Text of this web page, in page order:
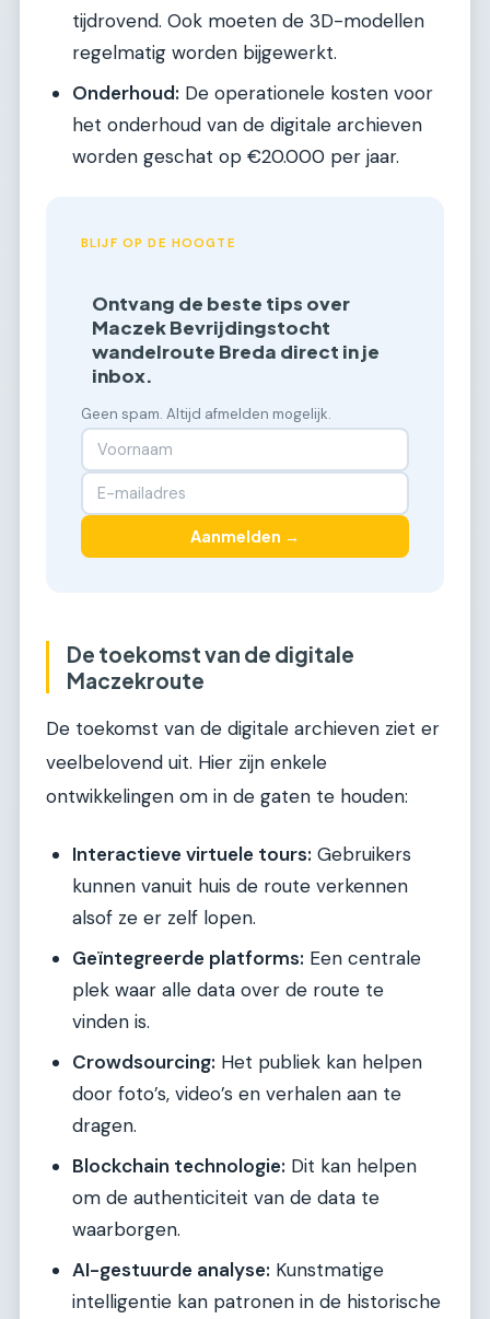
tijdrovend. Ook moeten de 3D-modellen
regelmatig worden bijgewerkt.
Onderhoud: De operationele kosten voor
het onderhoud van de digitale archieven
worden geschat op €20.000 per jaar.
BLIJF OP DE HOOGTE
Ontvang de beste tips over
Maczek Bevrijdingstocht
wandelroute Breda direct in je
inbox.
Geen spam. Altijd afmelden mogelijk.
Aanmelden →
De toekomst van de digitale
Maczekroute
De toekomst van de digitale archieven ziet er
veelbelovend uit. Hier zijn enkele
ontwikkelingen om in de gaten te houden:
Interactieve virtuele tours: Gebruikers
kunnen vanuit huis de route verkennen
alsof ze er zelf lopen.
Geïntegreerde platforms: Een centrale
plek waar alle data over de route te
vinden is.
Crowdsourcing: Het publiek kan helpen
door foto’s, video’s en verhalen aan te
dragen.
Blockchain technologie: Dit kan helpen
om de authenticiteit van de data te
waarborgen.
AI-gestuurde analyse: Kunstmatige
intelligentie kan patronen in de historische